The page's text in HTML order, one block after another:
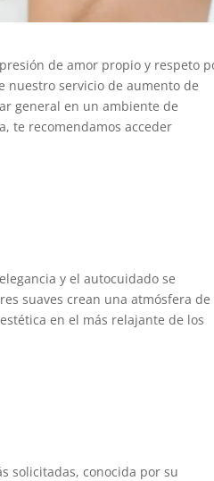
de amor propio y respeto
nuestro servicio de aumento de
general en un ambiente de
te recomendamos acceder
y el autocuidado se
suaves crean una atmósfera de
en el más relajante de los
solicitadas, conocida por su